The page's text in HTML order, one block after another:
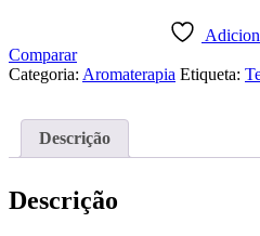
de
CANELA
CEILÃO
(CASCA)
Comparar
Categoria: Aromaterapia Etiqueta:
Descrição
Descrição